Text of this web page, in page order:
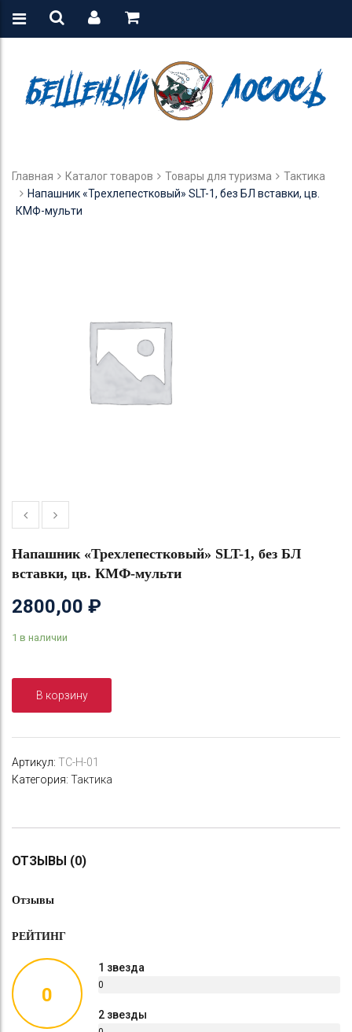
Главная Каталог товаров Товары для туризма
Тактика
Напашник «Трехлепестковый» SLT-1, без БЛ вставки, цв.
КМФ-мульти
Напашник «Трехлепестковый» SLT-1, без БЛ
вставки, цв. КМФ-мульти
2800,00 ₽
1 в наличии
В корзину
Артикул: ТС-Н-01
Категория: Тактика
ОТЗЫВЫ (0)
Отзывы
РЕЙТИНГ
0
1 звезда
0
2 звезды